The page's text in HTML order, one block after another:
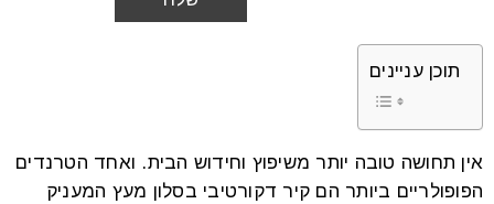
תוכן עניינים
אין תחושה טובה יותר משיפוץ וחידוש הבית. ואחד הטרנדים
הפופולריים ביותר הם קיר דקורטיבי בסלון מעץ המעניק